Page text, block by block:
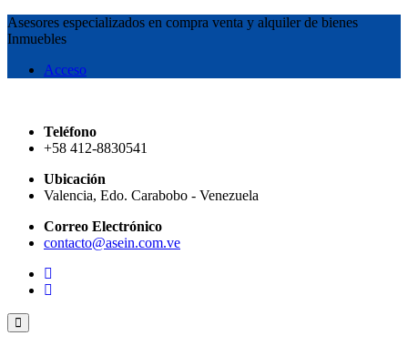
Asesores especializados en compra venta y alquiler de bienes
Inmuebles
Acceso
Teléfono
+58 412-8830541
Ubicación
Valencia, Edo. Carabobo - Venezuela
Correo Electrónico
contacto@asein.com.ve